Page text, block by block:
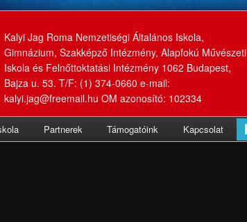
Kalyi Jag Roma Nemzetiségi Általános Iskola,
Gimnázium, Szakképző Intézmény, Alapfokú Művészeti
Iskola és Felnőttoktatási Intézmény 1062 Budapest,
Bajza u. 53. T/F: (1) 374-0660 e-mail:
kalyi.jag@freemail.hu OM azonosító: 102334
Partnerek Támogatóink Kapcsolat